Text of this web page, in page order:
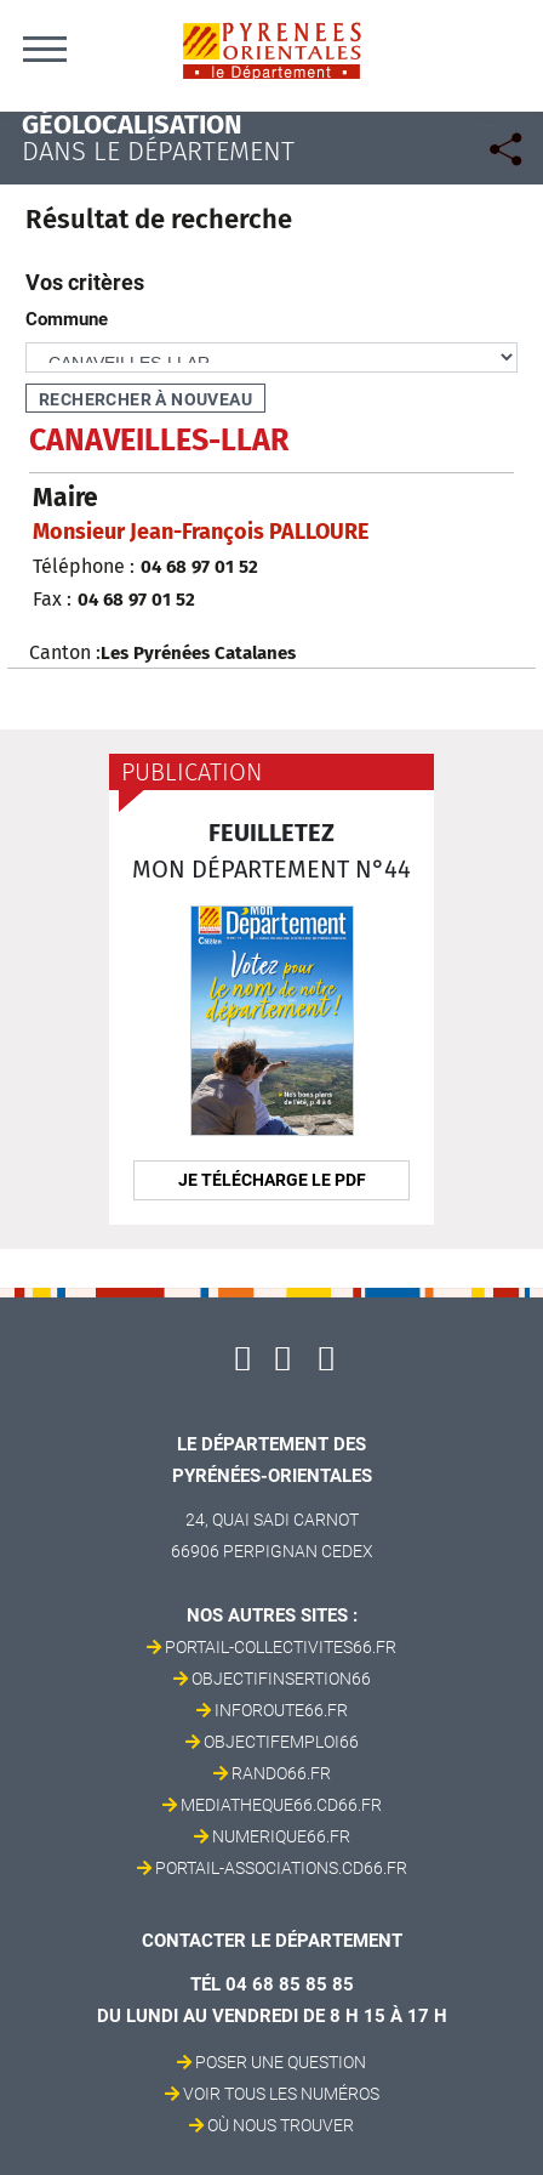
GÉOLOCALISATION
DANS LE DÉPARTEMENT
Résultat de recherche
Vos critères
Commune
CANAVEILLES-LLAR
Maire
Monsieur Jean-François PALLOURE
Téléphone : 04 68 97 01 52
Fax : 04 68 97 01 52
Canton :Les Pyrénées Catalanes
PUBLICATION
FEUILLETEZ
MON DÉPARTEMENT N°44
JE TÉLÉCHARGE LE PDF
LE DÉPARTEMENT DES
PYRÉNÉES-ORIENTALES
24, QUAI SADI CARNOT
66906 PERPIGNAN CEDEX
NOS AUTRES SITES :
PORTAIL-COLLECTIVITES66.FR
OBJECTIFINSERTION66
INFOROUTE66.FR
OBJECTIFEMPLOI66
RANDO66.FR
MEDIATHEQUE66.CD66.FR
NUMERIQUE66.FR
PORTAIL-ASSOCIATIONS.CD66.FR
CONTACTER LE DÉPARTEMENT
TÉL 04 68 85 85 85
DU LUNDI AU VENDREDI DE 8 H 15 À 17 H
POSER UNE QUESTION
VOIR TOUS LES NUMÉROS
OÙ NOUS TROUVER